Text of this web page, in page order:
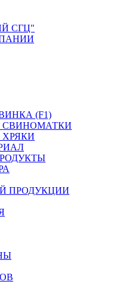
СГЦ"
(F1)
СВИНОМАТКИ
ПРОДУКЦИИ